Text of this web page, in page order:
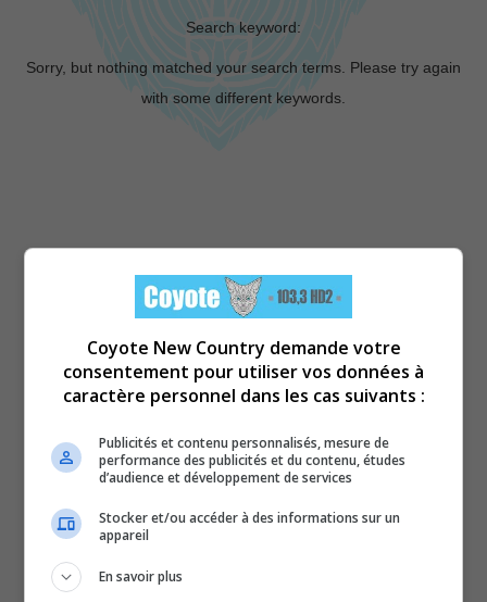
Search keyword:
Sorry, but nothing matched your search terms. Please try again
with some different keywords.
Coyote New Country demande votre
consentement pour utiliser vos données à
caractère personnel dans les cas suivants :
Publicités et contenu personnalisés, mesure de
performance des publicités et du contenu, études
d’audience et développement de services
Stocker et/ou accéder à des informations sur un
appareil
En savoir plus